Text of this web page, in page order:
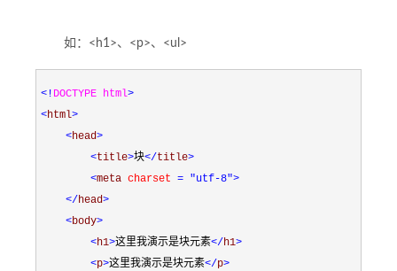
如：<h1>、<p>、<ul>
<! DOCTYPE html>
<html>
<head>
<title>块</title>
<meta charset = "utf-8">
</head>
<body>
<h1>这里我演示是块元素</h1>
<p>这里我演示是块元素</p>